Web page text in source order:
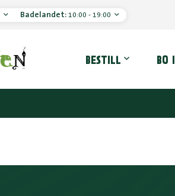
Badelandet: 10:00 - 19:00
BESTILL BO